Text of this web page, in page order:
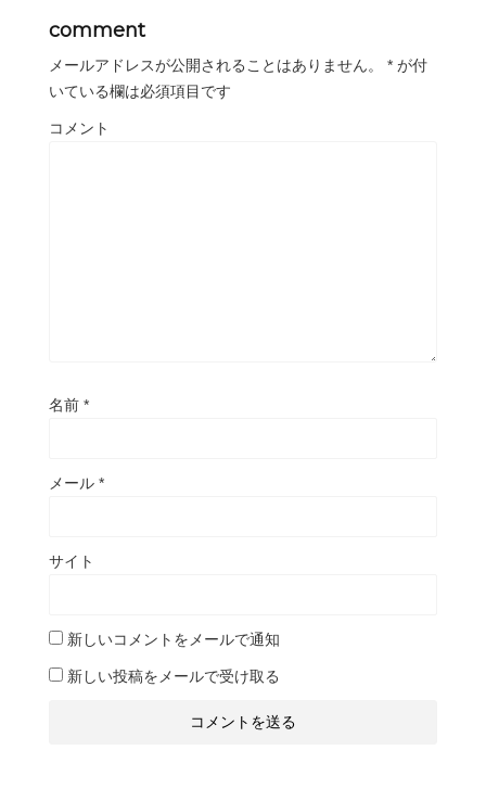
comment
メールアドレスが公開されることはありません。 * が付
いている欄は必須項目です
コメント
名前 *
メール *
サイト
新しいコメントをメールで通知
新しい投稿をメールで受け取る